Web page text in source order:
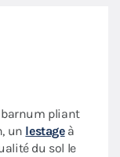
barnum pliant
un lestageà
du sol le